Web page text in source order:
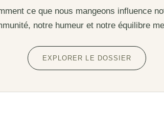
ce que nous mangeons influence
notre humeur et notre équilibre
EXPLORER LE DOSSIER